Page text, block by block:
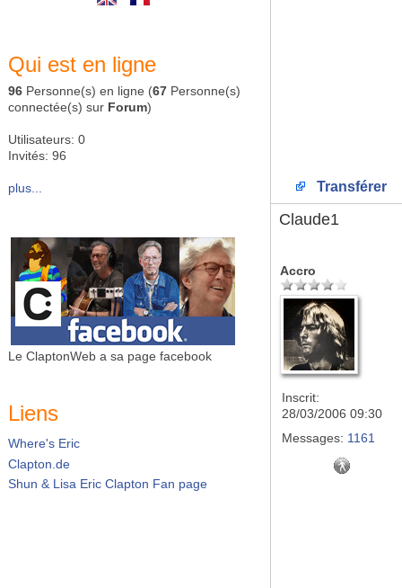
Qui est en ligne
96 Personne(s) en ligne (67 Personne(s)
connectée(s) sur Forum)
Utilisateurs: 0
Invités: 96
plus...
Le ClaptonWeb a sa page facebook
Liens
Where's Eric
Clapton.de
Shun & Lisa Eric Clapton Fan page
Transférer
Claude1
Accro
Inscrit:
28/03/2006 09:30
Messages: 1161